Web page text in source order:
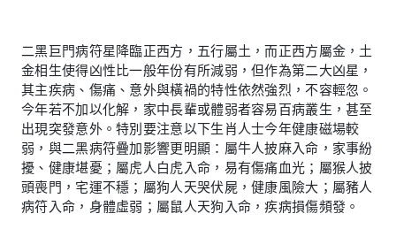
二黑巨門病符星降臨正西方，五行屬土，而正西方屬金，土
金相生使得凶性比一般年份有所減弱，但作為第二大凶星，
其主疾病、傷痛、意外與橫禍的特性依然強烈，不容輕忽。
今年若不加以化解，家中長輩或體弱者容易百病叢生，甚至
出現突發意外。特別要注意以下生肖人士今年健康磁場較
弱，與二黑病符疊加影響更明顯：屬牛人披麻入命，家事紛
擾、健康堪憂；屬虎人白虎入命，易有傷痛血光；屬猴人披
頭喪門，宅運不穩；屬狗人天哭伏屍，健康風險大；屬豬人
病符入命，身體虛弱；屬鼠人天狗入命，疾病損傷頻發。